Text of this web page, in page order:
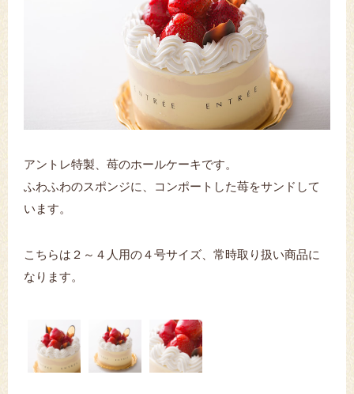
アントレ特製、苺のホールケーキです。
ふわふわのスポンジに、コンポートした苺をサンドして
います。
こちらは２～４人用の４号サイズ、常時取り扱い商品に
なります。